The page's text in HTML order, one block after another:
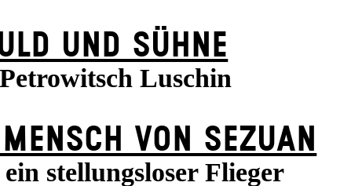
UND SÜHNE
Luschin
VON SEZUAN
stellungsloser Flieger